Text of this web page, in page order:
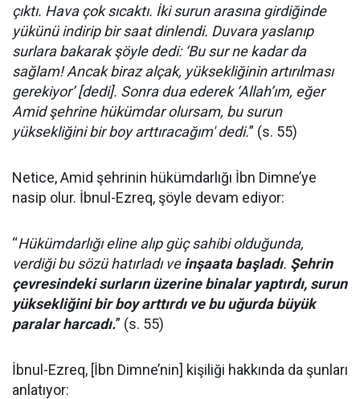
çıktı. Hava çok sıcaktı. İki surun arasına girdiğinde
yükünü indirip bir saat dinlendi. Duvara yaslanıp
surlara bakarak şöyle dedi: ‘Bu sur ne kadar da
sağlam! Ancak biraz alçak, yüksekliğinin artırılması
gerekiyor’ [dedi]. Sonra dua ederek ‘Allah’ım, eğer
Amid şehrine hükümdar olursam, bu surun
yüksekliğini bir boy arttıracağım' dedi.” (s. 55)
Netice, Amid şehrinin hükümdarlığı İbn Dimne’ye
nasip olur. İbnul-Ezreq, şöyle devam ediyor:
“Hükümdarlığı eline alıp güç sahibi olduğunda,
verdiği bu sözü hatırladı veinşaata başladı. Şehrin
çevresindeki surların üzerine binalar yaptırdı, surun
yüksekliğini bir boy arttırdı ve bu uğurda büyük
paralar harcadı.” (s. 55)
İbnul-Ezreq, [İbn Dimne’nin] kişiliği hakkında da şunları
anlatıyor: